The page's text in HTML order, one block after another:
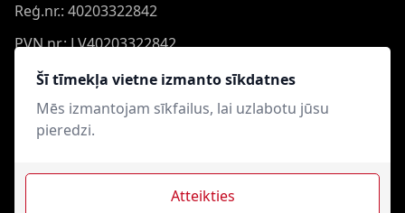
Šī tīmekļa vietne izmanto sīkdatnes
Mēs izmantojam sīkfailus, lai uzlabotu jūsu
pieredzi.
Atteikties
Reģ.nr.: 40203322842
PVN nr.: LV40203322842
Banka: Swedbank AS
Konts: LV44HABA0551050864473
Swift: HABALV22